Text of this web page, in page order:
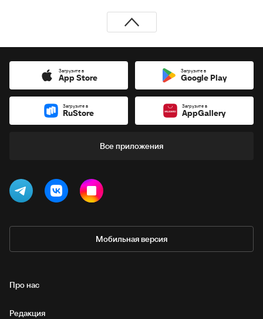
Загрузите в
App Store
Загрузите в
Google Play
Загрузите в
RuStore
Загрузите в
AppGallery
Все приложения
Мобильная версия
Про нас
Редакция